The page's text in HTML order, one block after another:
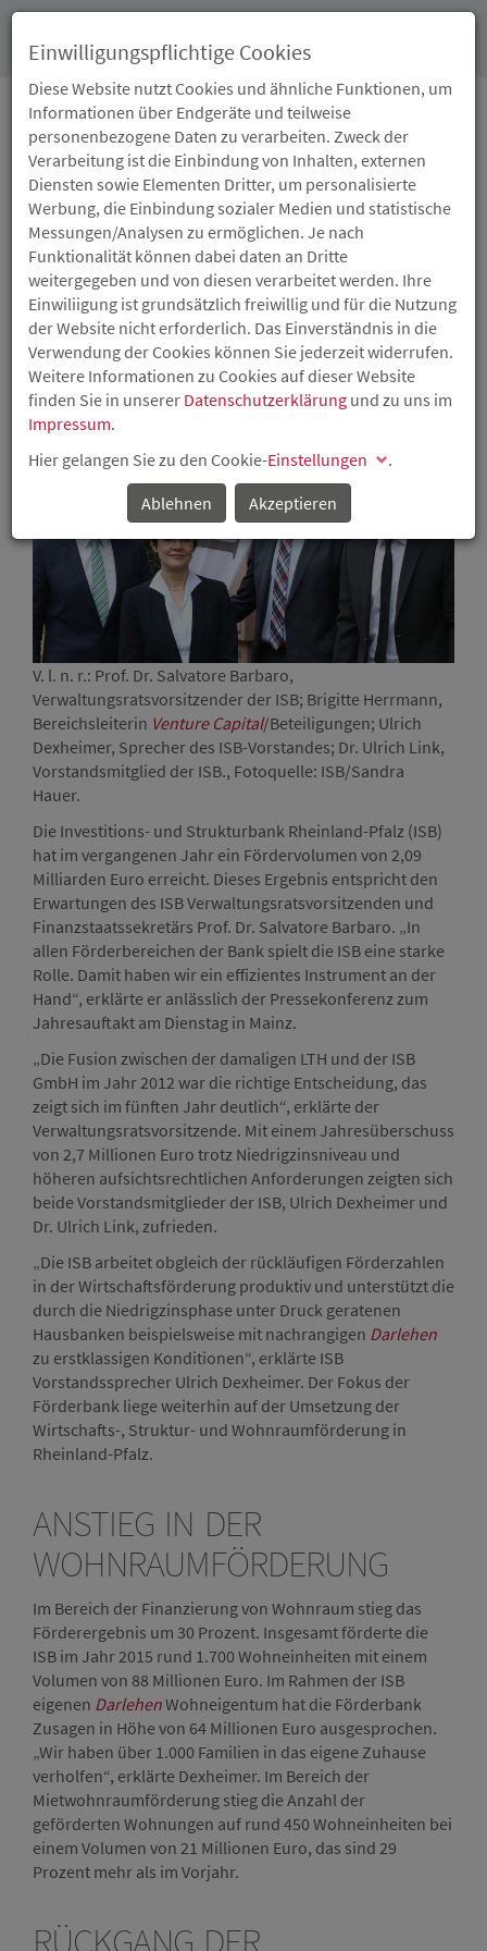
02.02.2016
ISB –
ZUFRIEDENSTELLENDE
ERGEBNISSE IM JAHR
2015
Jahresüberschuss von 2,7 Millionen Euro - Rückläufige
Förderzahlen - Risikorücklagen gestärkt
V. l. n. r.: Prof. Dr. Salvatore Barbaro,
Verwaltungsratsvorsitzender der ISB; Brigitte Herrmann,
Bereichsleiterin Venture Capital/Beteiligungen; Ulrich
Dexheimer, Sprecher des ISB-Vorstandes; Dr. Ulrich Link,
Vorstandsmitglied der ISB., Fotoquelle: ISB/Sandra
Hauer.
Die Investitions- und Strukturbank Rheinland-Pfalz (ISB)
hat im vergangenen Jahr ein Fördervolumen von 2,09
Milliarden Euro erreicht. Dieses Ergebnis entspricht den
Erwartungen des ISB Verwaltungsratsvorsitzenden und
Finanzstaatssekretärs Prof. Dr. Salvatore Barbaro. „In
allen Förderbereichen der Bank spielt die ISB eine starke
Rolle. Damit haben wir ein effizientes Instrument an der
Hand“, erklärte er anlässlich der Pressekonferenz zum
Jahresauftakt am Dienstag in Mainz.
„Die Fusion zwischen der damaligen LTH und der ISB
GmbH im Jahr 2012 war die richtige Entscheidung, das
zeigt sich im fünften Jahr deutlich“, erklärte der
Verwaltungsratsvorsitzende. Mit einem Jahresüberschuss
von 2,7 Millionen Euro trotz Niedrigzinsniveau und
höheren aufsichtsrechtlichen Anforderungen zeigten sich
beide Vorstandsmitglieder der ISB, Ulrich Dexheimer und
Dr. Ulrich Link, zufrieden.
„Die ISB arbeitet obgleich der rückläufigen Förderzahlen
in der Wirtschaftsförderung produktiv und unterstützt die
durch die Niedrigzinsphase unter Druck geratenen
Hausbanken beispielsweise mit nachrangigen Darlehen
zu erstklassigen Konditionen“, erklärte ISB
Vorstandssprecher Ulrich Dexheimer. Der Fokus der
Förderbank liege weiterhin auf der Umsetzung der
Wirtschafts-, Struktur- und Wohnraumförderung in
Rheinland-Pfalz.
ANSTIEG IN DER
WOHNRAUMFÖRDERUNG
Im Bereich der Finanzierung von Wohnraum stieg das
Förderergebnis um 30 Prozent. Insgesamt förderte die
ISB im Jahr 2015 rund 1.700 Wohneinheiten mit einem
Volumen von 88 Millionen Euro. Im Rahmen der ISB
eigenen DarlehenWohneigentum hat die Förderbank
Zusagen in Höhe von 64 Millionen Euro ausgesprochen.
„Wir haben über 1.000 Familien in das eigene Zuhause
verholfen“, erklärte Dexheimer. Im Bereich der
Mietwohnraumförderung stieg die Anzahl der
geförderten Wohnungen auf rund 450 Wohneinheiten bei
einem Volumen von 21 Millionen Euro, das sind 29
Prozent mehr als im Vorjahr.
RÜCKGANG DER
Einwilligungspflichtige Cookies
Diese Website nutzt Cookies und ähnliche Funktionen, um
Informationen über Endgeräte und teilweise
personenbezogene Daten zu verarbeiten. Zweck der
Verarbeitung ist die Einbindung von Inhalten, externen
Diensten sowie Elementen Dritter, um personalisierte
Werbung, die Einbindung sozialer Medien und statistische
Messungen/Analysen zu ermöglichen. Je nach
Funktionalität können dabei daten an Dritte
weitergegeben und von diesen verarbeitet werden. Ihre
Einwiliigung ist grundsätzlich freiwillig und für die Nutzung
der Website nicht erforderlich. Das Einverständnis in die
Verwendung der Cookies können Sie jederzeit widerrufen.
Weitere Informationen zu Cookies auf dieser Website
finden Sie in unserer Datenschutzerklärung und zu uns im
Impressum.
Hier gelangen Sie zu den Cookie-Einstellungen
.
Ablehnen
Akzeptieren